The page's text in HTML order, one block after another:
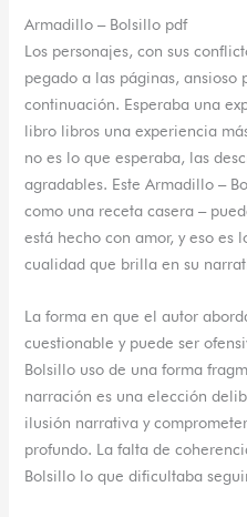
Armadillo – Bolsillo pdf
Los personajes, con sus
pegado a las páginas,
continuación. Esperaba una
libro libros una experiencia
no es lo que esperaba, las
agradables. Este Armadillo –
como una receta casera –
está hecho con amor, y eso es
cualidad que brilla en su
La forma en que el autor
cuestionable y puede ser
Bolsillo uso de una forma
narración es una elección
ilusión narrativa y
profundo. La falta de
Bolsillo lo que dificultaba